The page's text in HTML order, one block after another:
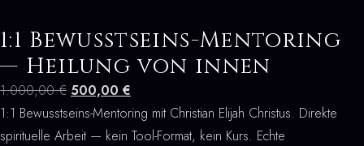
1:1 Bewusstseins-Mentoring
— Heilung von innen
1.000,00€ Ursprünglicher
Preis
war:
500,00 €
Preis
ist:
1:1 Bewusstseins-Mentoring mit Christian Elijah Christus. Direkte
spirituelle Arbeit — kein Tool-Format, kein Kurs. Echte